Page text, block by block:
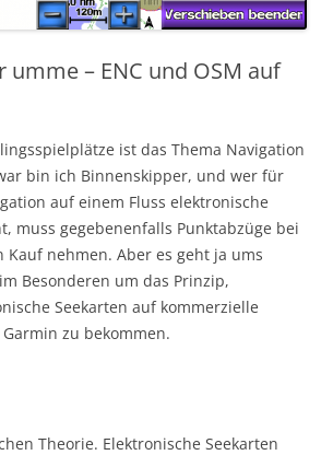
umme – ENC und OSM auf
ist das Thema Navigation
bin ich Binnenskipper, und wer für
auf einem Fluss elektronische
muss gegebenenfalls Punktabzüge bei
Kauf nehmen. Aber es geht ja ums
Besonderen um das Prinzip,
Seekarten auf kommerzielle
zu bekommen.
Theorie. Elektronische Seekarten